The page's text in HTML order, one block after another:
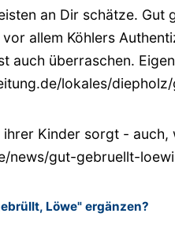
an Dir schätze. Gut
allem Köhlers
auch überraschen.
lokales/
Kinder sorgt - auch,
news/gut-gebruellt-
Löwe" ergänzen?